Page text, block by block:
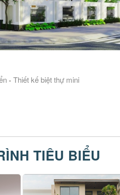
-Thiết kế biệt thự mini
TIÊU BIỂU